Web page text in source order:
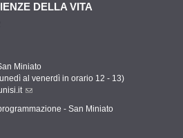
DELLA VITA
Miniato
al venerdì in orario 12 - 13)
- San Miniato